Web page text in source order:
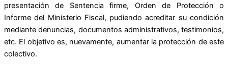
presentación de Sentencia firme, Orden de Protección o
Informe del Ministerio Fiscal, pudiendo acreditar su condición
mediante denuncias, documentos administrativos, testimonios,
etc. El objetivo es, nuevamente, aumentar la protección de este
colectivo.